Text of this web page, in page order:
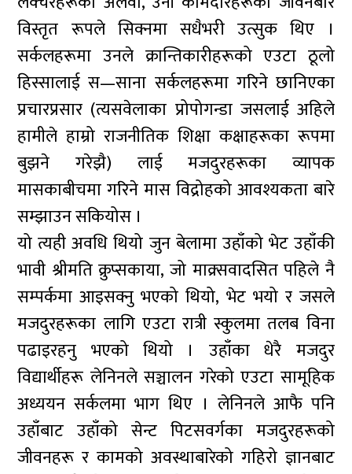
विस्तृत रूपले सिक्नमा सधैभरी उत्सुक थिए ।
सर्कलहरूमा उनले क्रान्तिकारीहरूको एउटा ठूलो
हिस्सालाई स—साना सर्कलहरूमा गरिने छानिएका
प्रचारप्रसार (त्यसवेलाका प्रोपोगन्डा जसलाई अहिले
हामीले हाम्रो राजनीतिक शिक्षा कक्षाहरूका रूपमा
बुझने गरेझै) लाई मजदुरहरूका व्यापक
मासकाबीचमा गरिने मास विद्रोहको आवश्यकता बारे
सम्झाउन सकियोस ।
यो त्यही अवधि थियो जुन बेलामा उहाँको भेट उहाँकी
भावी श्रीमति क्रुप्सकाया, जो माक्र्सवादसित पहिले नै
सम्पर्कमा आइसक्नु भएको थियो, भेट भयो र जसले
मजदुरहरूका लागि एउटा रात्री स्कुलमा तलब विना
पढाइरहनु भएको थियो । उहाँका धेरै मजदुर
विद्यार्थीहरू लेनिनले सञ्चालन गरेको एउटा सामूहिक
अध्ययन सर्कलमा भाग थिए । लेनिनले आफै पनि
उहाँबाट उहाँको सेन्ट पिटसवर्गका मजदुरहरूको
जीवनहरू र कामको अवस्थाबारेको गहिरो ज्ञानबाट